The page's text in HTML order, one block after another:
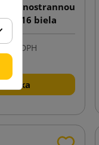
s jednostrannou
F16 biela
s DPH
košíka